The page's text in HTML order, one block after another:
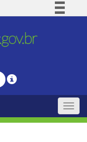
Comunica BR
Legislação
Toggle